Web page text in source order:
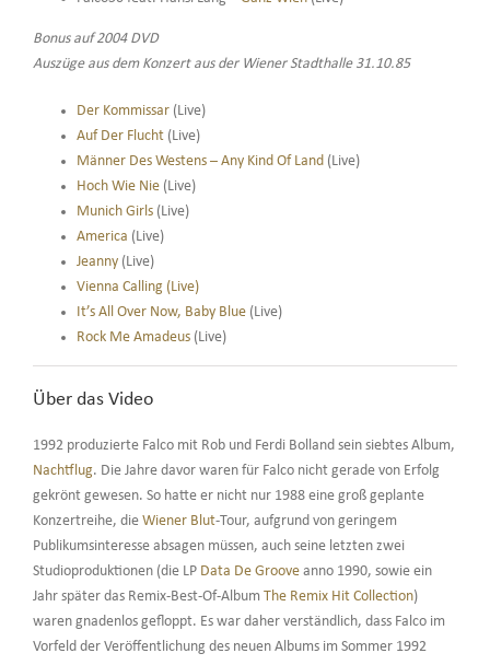
Bonus auf 2004 DVD
Auszüge aus dem Konzert aus der Wiener Stadthalle 31.10.85
Der Kommissar(Live)
Auf Der Flucht(Live)
Männer Des Westens – Any Kind Of Land (Live)
Hoch Wie Nie(Live)
Munich Girls(Live)
America (Live)
Jeanny(Live)
Vienna Calling (Live)
It’s All Over Now, Baby Blue(Live)
Rock Me Amadeus(Live)
Über das Video
1992 produzierte Falco mit Rob und Ferdi Bolland sein siebtes Album,
Nachtflug. Die Jahre davor waren für Falco nicht gerade von Erfolg
gekrönt gewesen. So hatte er nicht nur 1988 eine groß geplante
Konzertreihe, die Wiener Blut-Tour, aufgrund von geringem
Publikumsinteresse absagen müssen, auch seine letzten zwei
Studioproduktionen (die LP Data De Grooveanno 1990, sowie ein
Jahr später das Remix-Best-Of-Album The Remix Hit Collection)
waren gnadenlos gefloppt. Es war daher verständlich, dass Falco im
Vorfeld der Veröffentlichung des neuen Albums im Sommer 1992